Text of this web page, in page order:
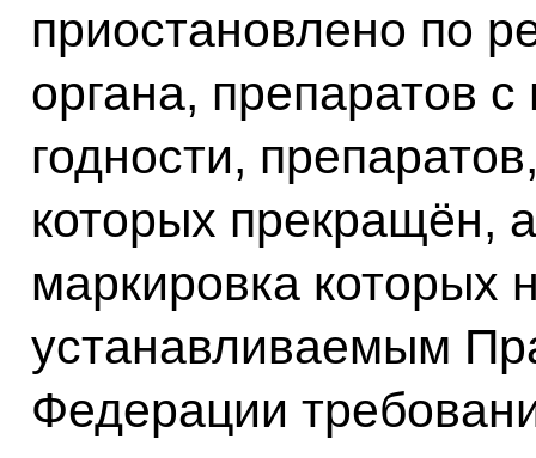
приостановлено по
органа, препаратов
годности,
которых прекращён,
маркировка которых
устанавливаемым
Федерации